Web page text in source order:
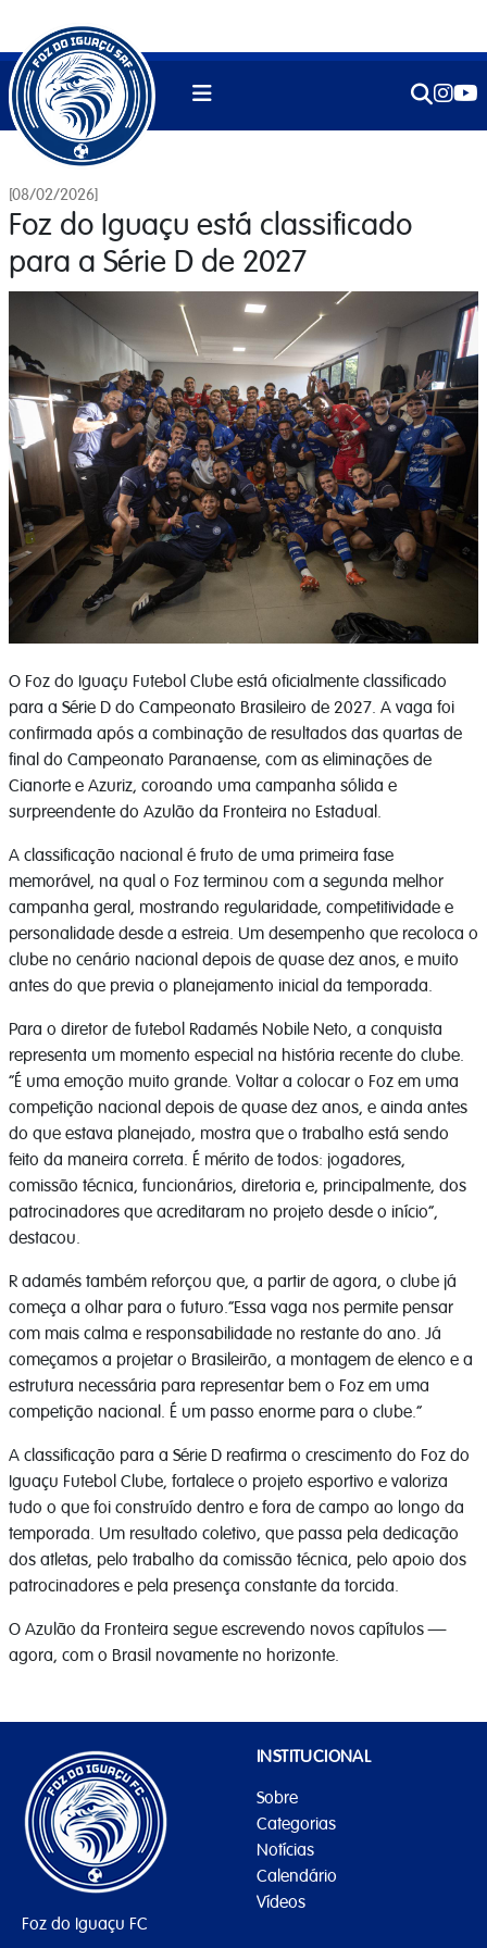
[08/02/2026]
Foz do Iguaçu está classificado
para a Série D de 2027
O Foz do Iguaçu Futebol Clube está oficialmente classificado
para a Série D do Campeonato Brasileiro de 2027. A vaga foi
confirmada após a combinação de resultados das quartas de
final do Campeonato Paranaense, com as eliminações de
Cianorte e Azuriz, coroando uma campanha sólida e
surpreendente do Azulão da Fronteira no Estadual.
A classificação nacional é fruto de uma primeira fase
memorável, na qual o Foz terminou com a segunda melhor
campanha geral, mostrando regularidade, competitividade e
personalidade desde a estreia. Um desempenho que recoloca o
clube no cenário nacional depois de quase dez anos, e muito
antes do que previa o planejamento inicial da temporada.
Para o diretor de futebol Radamés Nobile Neto, a conquista
representa um momento especial na história recente do clube.
“É uma emoção muito grande. Voltar a colocar o Foz em uma
competição nacional depois de quase dez anos, e ainda antes
do que estava planejado, mostra que o trabalho está sendo
feito da maneira correta. É mérito de todos: jogadores,
comissão técnica, funcionários, diretoria e, principalmente, dos
patrocinadores que acreditaram no projeto desde o início”,
destacou.
R adamés também reforçou que, a partir de agora, o clube já
começa a olhar para o futuro.“Essa vaga nos permite pensar
com mais calma e responsabilidade no restante do ano. Já
começamos a projetar o Brasileirão, a montagem de elenco e a
estrutura necessária para representar bem o Foz em uma
competição nacional. É um passo enorme para o clube.”
A classificação para a Série D reafirma o crescimento do Foz do
Iguaçu Futebol Clube, fortalece o projeto esportivo e valoriza
tudo o que foi construído dentro e fora de campo ao longo da
temporada. Um resultado coletivo, que passa pela dedicação
dos atletas, pelo trabalho da comissão técnica, pelo apoio dos
patrocinadores e pela presença constante da torcida.
O Azulão da Fronteira segue escrevendo novos capítulos —
agora, com o Brasil novamente no horizonte.
Foz do Iguaçu FC
INSTITUCIONAL
Sobre
Categorias
Notícias
Calendário
Vídeos